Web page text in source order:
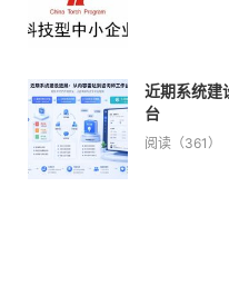
近期系统建
台
阅读（361）